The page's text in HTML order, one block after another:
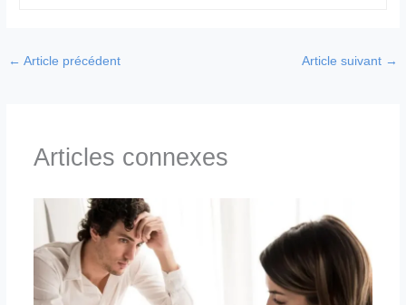
← Article précédent Article suivant →
Articles connexes